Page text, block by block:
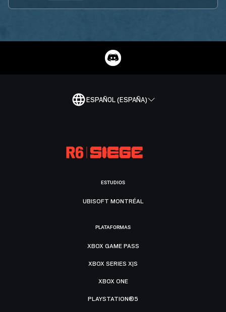
ESPAÑOL (ESPAÑA)
ESTUDIOS
UBISOFT MONTRÉAL
PLATAFORMAS
XBOX GAME PASS
XBOX SERIES X|S
XBOX ONE
PLAYSTATION®5